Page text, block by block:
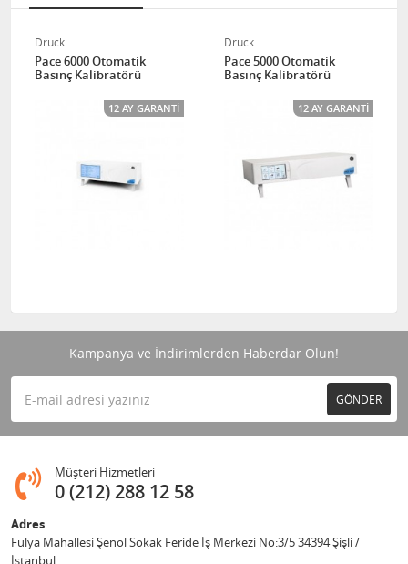
Druck
Pace 6000 Otomatik
Basınç Kalibratörü
12 AY GARANTI
Druck
Pace 5000 Otomatik
Basınç Kalibratörü
12 AY GARANTI
Kampanya ve İndirimlerden Haberdar Olun!
GÖNDER
Müşteri Hizmetleri
0 (212) 288 12 58
Adres
Fulya Mahallesi Şenol Sokak Feride İş Merkezi No:3/5 34394 Şişli /
İstanbul